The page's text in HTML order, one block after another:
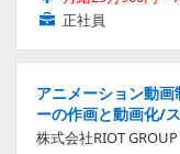
正社員
アニメーション動
ーの作画と動画化/
株式会社RIOT GROUP